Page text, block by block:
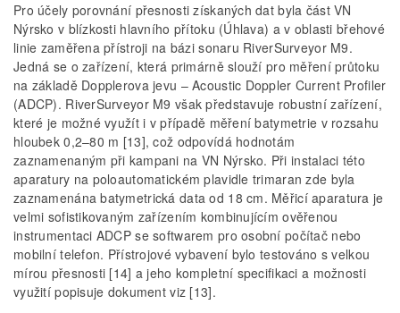
Pro účely porovnání přesnosti získaných dat byla část VN
Nýrsko v blízkosti hlavního přítoku (Úhlava) a v oblasti břehové
linie zaměřena přístroji na bázi sonaru RiverSurveyor M9.
Jedná se o zařízení, která primárně slouží pro měření průtoku
na základě Dopplerova jevu – Acoustic Doppler Current Profiler
(ADCP). RiverSurveyor M9 však představuje robustní zařízení,
které je možné využít i v případě měření batymetrie v rozsahu
hloubek 0,2–80 m [13], což odpovídá hodnotám
zaznamenaným při kampani na VN Nýrsko. Při instalaci této
aparatury na poloautomatickém plavidle trimaran zde byla
zaznamenána batymetrická data od 18 cm. Měřicí aparatura je
velmi sofistikovaným zařízením kombinujícím ověřenou
instrumentaci ADCP se softwarem pro osobní počítač nebo
mobilní telefon. Přístrojové vybavení bylo testováno s velkou
mírou přesnosti [14] a jeho kompletní specifikaci a možnosti
využití popisuje dokument viz [13].